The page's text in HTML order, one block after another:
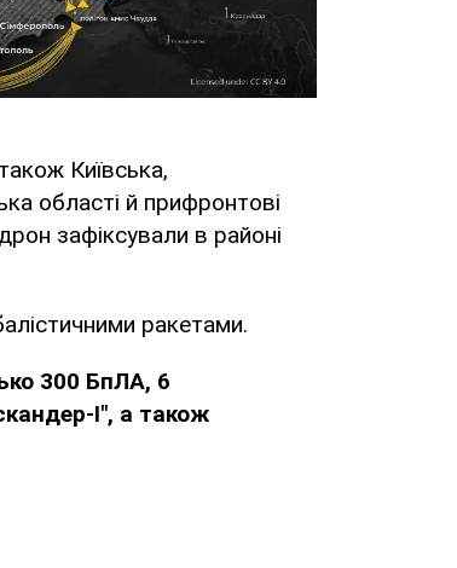
Київська,
області й прифронтові
зафіксували в районі
ракетами.
300 БпЛА, 6
І", а також